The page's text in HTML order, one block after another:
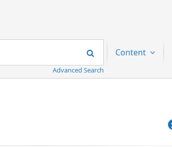
Search
Advanced Search
Content